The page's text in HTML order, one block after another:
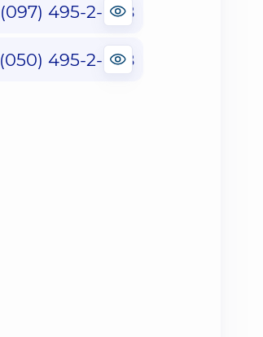
(097) 495-2-888
(050) 495-2-888